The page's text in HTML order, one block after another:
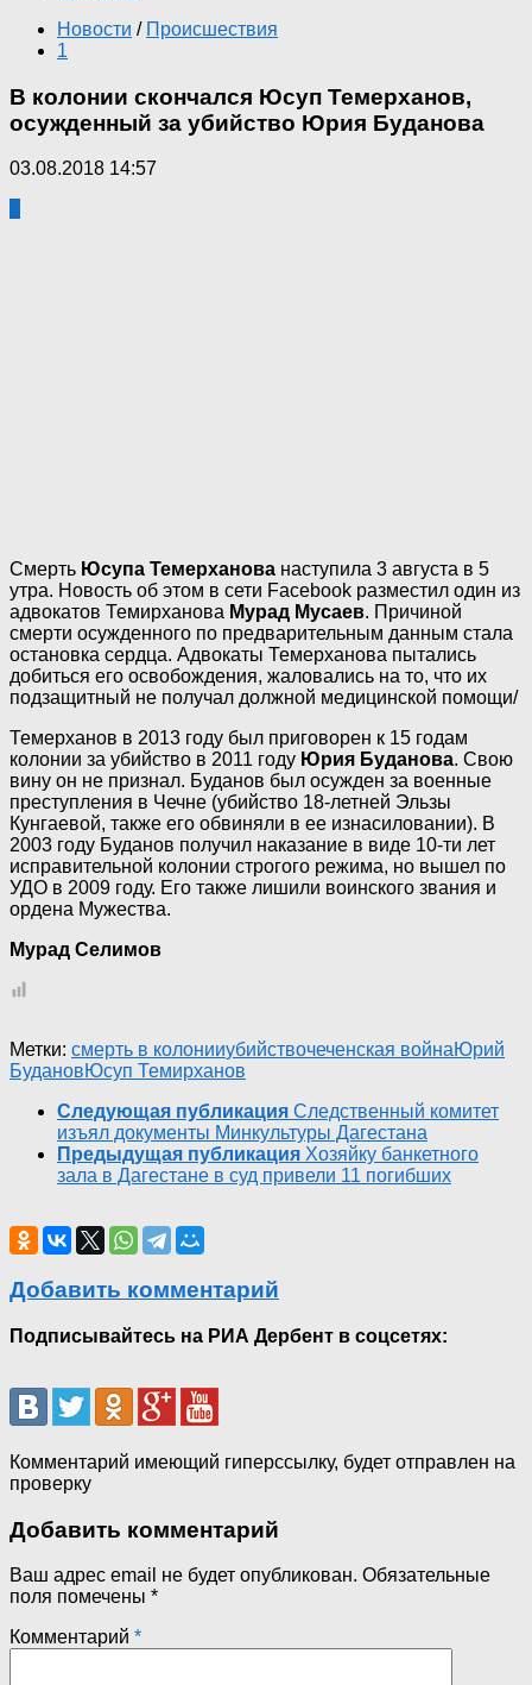
Новости / Происшествия
1
В колонии скончался Юсуп Темерханов,
осужденный за убийство Юрия Буданова
03.08.2018 14:57
Смерть Юсупа Темерханова наступила 3 августа в 5
утра. Новость об этом в сети Facebook разместил один из
адвокатов Темирханова Мурад Мусаев. Причиной
смерти осужденного по предварительным данным стала
остановка сердца. Адвокаты Темерханова пытались
добиться его освобождения, жаловались на то, что их
подзащитный не получал должной медицинской помощи/
Темерханов в 2013 году был приговорен к 15 годам
колонии за убийство в 2011 году Юрия Буданова. Свою
вину он не признал. Буданов был осужден за военные
преступления в Чечне (убийство 18-летней Эльзы
Кунгаевой, также его обвиняли в ее изнасиловании). В
2003 году Буданов получил наказание в виде 10-ти лет
исправительной колонии строгого режима, но вышел по
УДО в 2009 году. Его также лишили воинского звания и
ордена Мужества.
Мурад Селимов
Метки: смерть в колонииубийствочеченская войнаЮрий
БудановЮсуп Темирханов
Следующая публикация Следственный комитет
изъял документы Минкультуры Дагестана
Предыдущая публикация Хозяйку банкетного
зала в Дагестане в суд привели 11 погибших
Добавить комментарий
Подписывайтесь на РИА Дербент в соцсетях:
Комментарий имеющий гиперссылку, будет отправлен на
проверку
Добавить комментарий
Ваш адрес email не будет опубликован. Обязательные
поля помечены *
Комментарий *